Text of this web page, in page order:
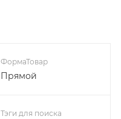
ФормаТовар
Прямой
Тэги для поиска